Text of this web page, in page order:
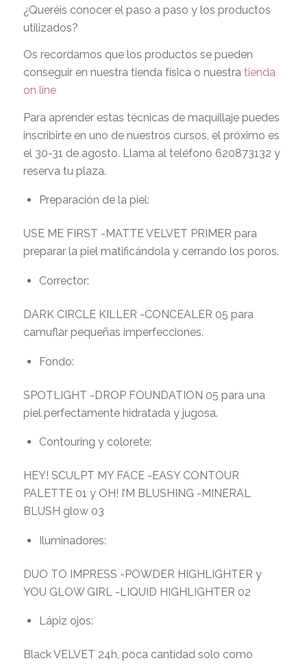
¿Queréis conocer el paso a paso y los productos
utilizados?
Os recordamos que los productos se pueden
conseguir en nuestra tienda física o nuestra tienda
on line
Para aprender estas técnicas de maquillaje puedes
inscribirte en uno de nuestros cursos, el próximo es
el 30-31 de agosto. Llama al teléfono 620873132 y
reserva tu plaza.
Preparación de la piel:
USE ME FIRST -MATTE VELVET PRIMER para
preparar la piel matificándola y cerrando los poros.
Corrector:
DARK CIRCLE KILLER -CONCEALER 05 para
camuflar pequeñas imperfecciones.
Fondo:
SPOTLIGHT -DROP FOUNDATION 05 para una
piel perfectamente hidratada y jugosa.
Contouring y colorete:
HEY! SCULPT MY FACE -EASY CONTOUR
PALETTE 01 y OH! I’M BLUSHING -MINERAL
BLUSH glow 03
Iluminadores:
DUO TO IMPRESS -POWDER HIGHLIGHTER y
YOU GLOW GIRL -LIQUID HIGHLIGHTER 02
Lápiz ojos:
Black VELVET 24h, poca cantidad solo como